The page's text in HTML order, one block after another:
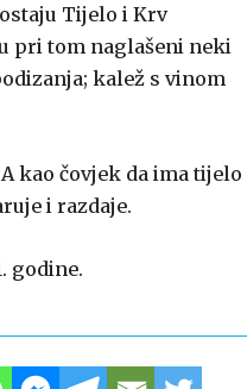
Tijelo i Krv
pri tom naglašeni neki
kalež s vinom
kao čovjek da ima tijelo
i razdaje.
godine.